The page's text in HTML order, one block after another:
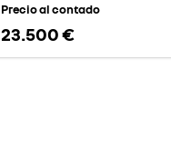
Precio al contado
23.500 €